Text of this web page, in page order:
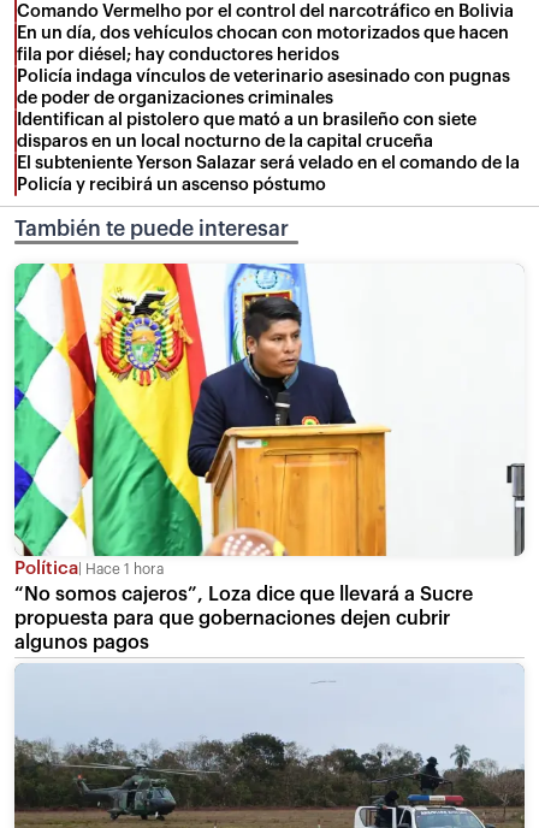
Comando Vermelho por el control del narcotráfico en Bolivia
En un día, dos vehículos chocan con motorizados que hacen
fila por diésel; hay conductores heridos
Policía indaga vínculos de veterinario asesinado con pugnas
de poder de organizaciones criminales
Identifican al pistolero que mató a un brasileño con siete
disparos en un local nocturno de la capital cruceña
El subteniente Yerson Salazar será velado en el comando de la
Policía y recibirá un ascenso póstumo
También te puede interesar
Política Hace 1 hora
“No somos cajeros”, Loza dice que llevará a Sucre
propuesta para que gobernaciones dejen cubrir
algunos pagos